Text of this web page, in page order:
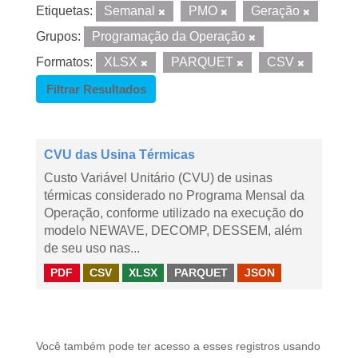
Etiquetas: Semanal PMO
Geração
Grupos:
Programação da Operação
Formatos:
XLSX PARQUET
CSV
Filtrar Resultados
CVU das Usina Térmicas
Custo Variável Unitário (CVU) de usinas
térmicas considerado no Programa Mensal da
Operação, conforme utilizado na execução do
modelo NEWAVE, DECOMP, DESSEM, além
de seu uso nas...
PDF CSV XLSX PARQUET JSON
Você também pode ter acesso a esses registros usando